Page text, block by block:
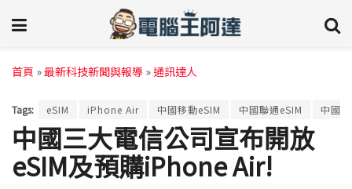
首頁 »最新科技新聞與報導 »通訊達人
Tags: eSIM iPhone Air 中國移動eSIM 中國聯通eSIM 中國
中國三大電信公司宣布開放
eSIM及預購iPhone Air!